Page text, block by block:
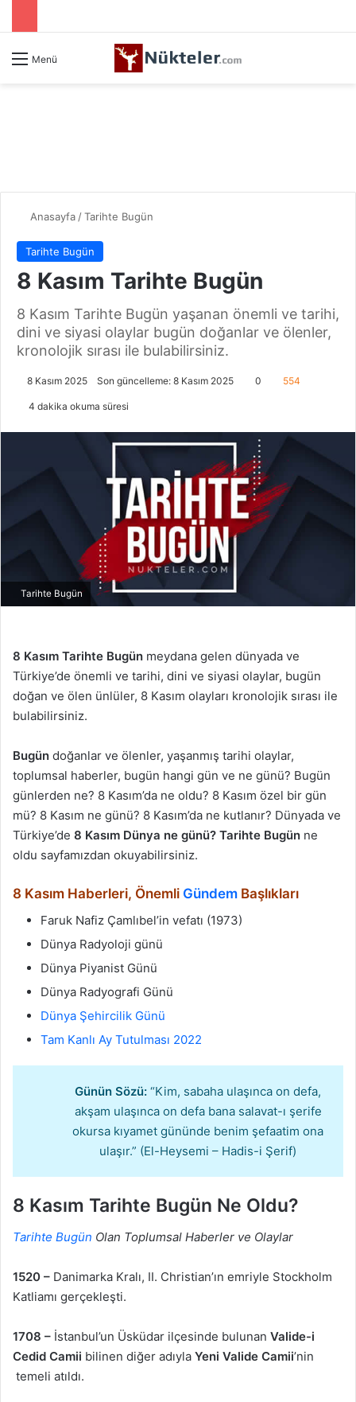
Menü
Anasayfa /Tarihte Bugün
Tarihte Bugün
8 Kasım Tarihte Bugün
8 Kasım Tarihte Bugün yaşanan önemli ve tarihi,
dini ve siyasi olaylar bugün doğanlar ve ölenler,
kronolojik sırası ile bulabilirsiniz.
8 Kasım 2025 Son güncelleme: 8 Kasım 2025 0 554
4 dakika okuma süresi
Tarihte Bugün
8 Kasım Tarihte Bugün meydana gelen dünyada ve
Türkiye’de önemli ve tarihi, dini ve siyasi olaylar, bugün
doğan ve ölen ünlüler, 8 Kasım olayları kronolojik sırası ile
bulabilirsiniz.
Bugün doğanlar ve ölenler, yaşanmış tarihi olaylar,
toplumsal haberler, bugün hangi gün ve ne günü? Bugün
günlerden ne? 8 Kasım’da ne oldu? 8 Kasım özel bir gün
mü? 8 Kasım ne günü? 8 Kasım’da ne kutlanır? Dünyada ve
Türkiye’de 8 Kasım Dünya ne günü? Tarihte Bugün ne
oldu sayfamızdan okuyabilirsiniz.
8 Kasım Haberleri, Önemli Gündem Başlıkları
Faruk Nafiz Çamlıbel’in vefatı (1973)
Dünya Radyoloji günü
Dünya Piyanist Günü
Dünya Radyografi Günü
Dünya Şehircilik Günü
Tam Kanlı Ay Tutulması 2022
Günün Sözü: “Kim, sabaha ulaşınca on defa,
akşam ulaşınca on defa bana salavat-ı şerife
okursa kıyamet gününde benim şefaatim ona
ulaşır.” (El-Heysemi – Hadis-i Şerif)
8 Kasım Tarihte Bugün Ne Oldu?
Tarihte Bugün Olan Toplumsal Haberler ve Olaylar
1520 – Danimarka Kralı, II. Christian’ın emriyle Stockholm
Katliamı gerçekleşti.
1708 – İstanbul’un Üsküdar ilçesinde bulunan Valide-i
Cedid Camii bilinen diğer adıyla Yeni Valide Camii’nin
temeli atıldı.